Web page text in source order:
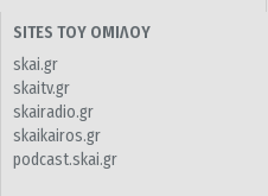
SITES ΤΟΥ ΟΜΙΛΟΥ
skai.gr
skaitv.gr
skairadio.gr
skaikairos.gr
podcast.skai.gr